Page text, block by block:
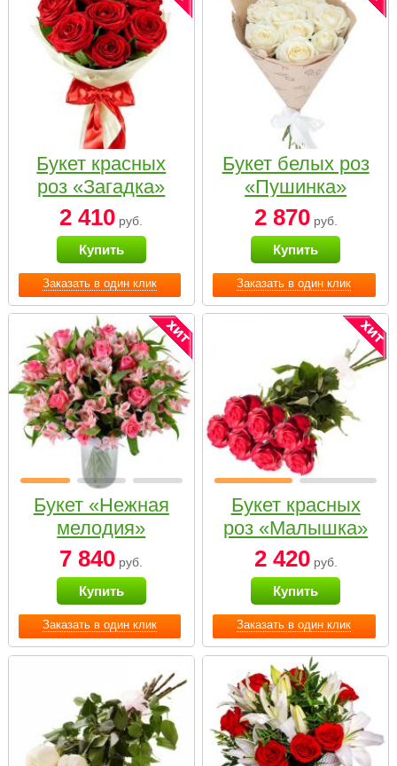
Заказать в один клик
Букет красных
роз «Загадка»
2 410 руб.
Купить
Заказать в один клик
Букет белых роз
«Пушинка»
2 870руб.
Купить
Заказать в один клик
Букет «Нежная
мелодия»
7 840 руб.
Купить
Заказать в один клик
Букет красных
роз «Малышка»
2 420руб.
Купить